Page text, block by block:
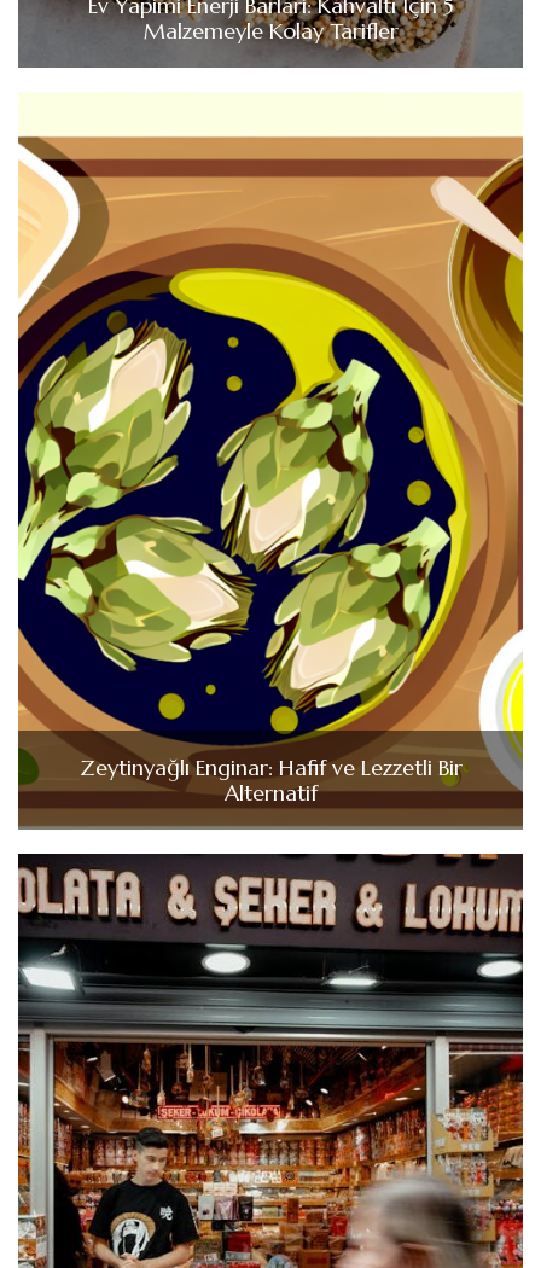
Malzemeyle Kolay Tarifler
Zeytinyağlı Enginar: Hafif ve Lezzetli Bir
Alternatif